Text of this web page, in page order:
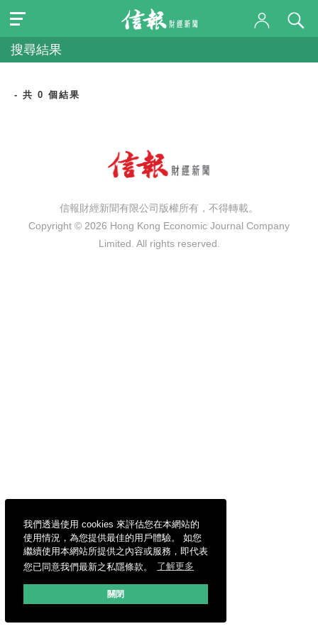
我們透過使用 cookies 來評估您在本網站的
使用情況，為您提供最佳的用戶體驗。 如您
繼續使用本網站所提供之內容或服務，即代表
您已同意我們最新之私隱條款。
了解更多
關閉
搜尋結果
- 共 0 個結果
信報財經新聞有限公司版權所有，不得轉載。
Copyright © 2026 Hong Kong Economic Journal Company
Limited. All rights reserved.